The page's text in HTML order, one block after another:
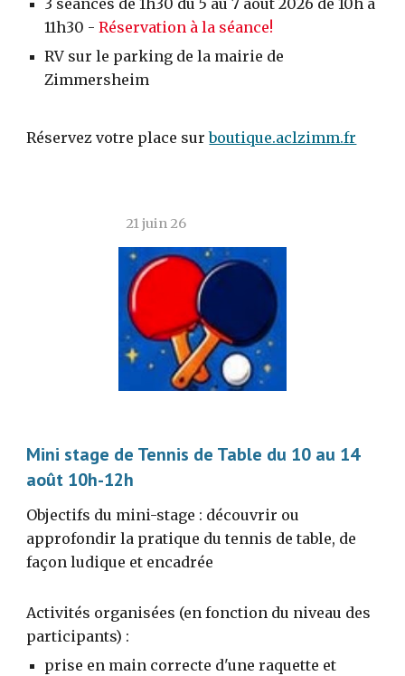
11h30 -Réservation à la séance!
RV sur le parking de la mairie de
Zimmersheim
Réservez votre place surboutique.aclzimm.fr
21 juin 26
Mini stage de Tennis de Table du 10 au 14
août 10h-12h
Objectifs du mini-stage : découvrir ou
approfondir la pratique du tennis de table, de
façon ludique et encadrée
Activités organisées (en fonction du niveau des
participants) :
prise en main correcte d'une raquette et